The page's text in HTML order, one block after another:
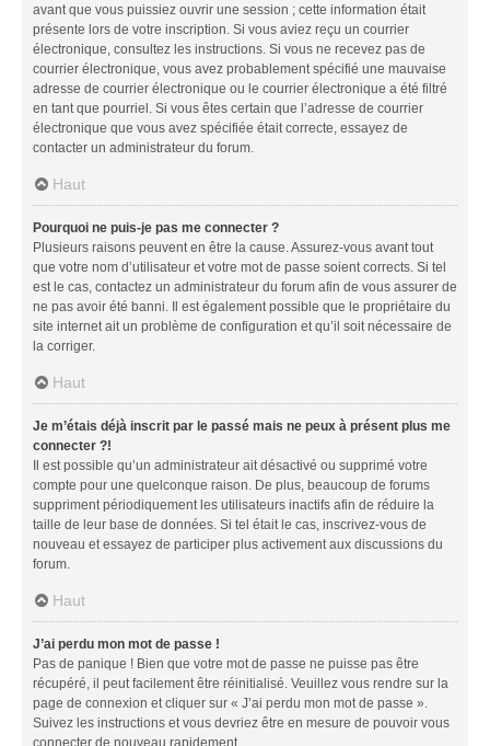
avant que vous puissiez ouvrir une session ; cette information était
présente lors de votre inscription. Si vous aviez reçu un courrier
électronique, consultez les instructions. Si vous ne recevez pas de
courrier électronique, vous avez probablement spécifié une mauvaise
adresse de courrier électronique ou le courrier électronique a été filtré
en tant que pourriel. Si vous êtes certain que l’adresse de courrier
électronique que vous avez spécifiée était correcte, essayez de
contacter un administrateur du forum.
Haut
Pourquoi ne puis-je pas me connecter ?
Plusieurs raisons peuvent en être la cause. Assurez-vous avant tout
que votre nom d’utilisateur et votre mot de passe soient corrects. Si tel
est le cas, contactez un administrateur du forum afin de vous assurer de
ne pas avoir été banni. Il est également possible que le propriétaire du
site internet ait un problème de configuration et qu’il soit nécessaire de
la corriger.
Haut
Je m’étais déjà inscrit par le passé mais ne peux à présent plus me
connecter ?!
Il est possible qu’un administrateur ait désactivé ou supprimé votre
compte pour une quelconque raison. De plus, beaucoup de forums
suppriment périodiquement les utilisateurs inactifs afin de réduire la
taille de leur base de données. Si tel était le cas, inscrivez-vous de
nouveau et essayez de participer plus activement aux discussions du
forum.
Haut
J’ai perdu mon mot de passe !
Pas de panique ! Bien que votre mot de passe ne puisse pas être
récupéré, il peut facilement être réinitialisé. Veuillez vous rendre sur la
page de connexion et cliquer sur « J’ai perdu mon mot de passe ».
Suivez les instructions et vous devriez être en mesure de pouvoir vous
connecter de nouveau rapidement.